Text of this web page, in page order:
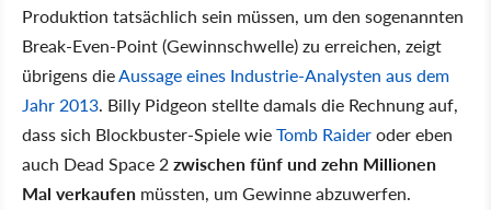
Produktion tatsächlich sein müssen, um den sogenannten
Break-Even-Point (Gewinnschwelle) zu erreichen, zeigt
übrigens dieAussage eines Industrie-Analysten aus dem
Jahr 2013. Billy Pidgeon stellte damals die Rechnung auf,
dass sich Blockbuster-Spiele wieTomb Raideroder eben
auch Dead Space 2zwischen fünf und zehn Millionen
Mal verkaufen müssten, um Gewinne abzuwerfen.